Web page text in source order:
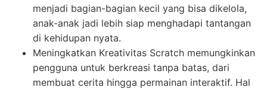
menjadi bagian-bagian kecil yang bisa dikelola,
anak-anak jadi lebih siap menghadapi tantangan
di kehidupan nyata.
Meningkatkan Kreativitas Scratch memungkinkan
pengguna untuk berkreasi tanpa batas, dari
membuat cerita hingga permainan interaktif. Hal